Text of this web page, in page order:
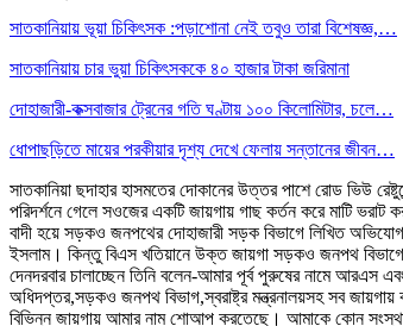
সাতকানিয়ায় ভূয়া চিকিৎসক :পড়াশোনা নেই তবুও তারা বিশেষজ্ঞ,…
সাতকানিয়ায় চার ভুয়া চিকিৎসককে ৪০ হাজার টাকা জরিমানা
দোহাজারী-কক্সবাজার ট্রেনের গতি ঘণ্টায় ১০০ কিলোমিটার, চলে…
ধোপাছড়িতে মায়ের পরকীয়ার দৃশ্য দেখে ফেলায় সন্তানের জীবন…
সাতকানিয়া ছদাহার হাসমতের দোকানের উত্তর পাশে রোড ভিউ
পরিদর্শনে গেলে সওজের একটি জায়গায় গাছ কর্তন করে মাটি
বাদী হয়ে সড়কও জনপথের দোহাজারী সড়ক বিভাগে লিখিত
ইসলাম। কিন্তু বিএস খতিয়ানে উক্ত জায়গা সড়কও জনপথ
দেনদরবার চালাচ্ছেন তিনি বলেন-আমার পূর্ব পুরুষের নামে
অধিদপ্তর,সড়কও জনপথ বিভাগ,স্বরাষ্ট্র মন্ত্রনালয়সহ সব
বিভিন্ন জায়গায় আমার নাম শোআপ করতেছে। আমাকে কোন